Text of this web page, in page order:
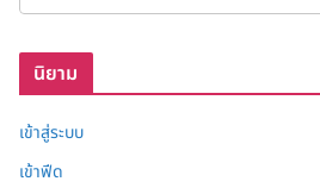
ก็
นิยาม
เข้าสู่ระบบ
เข้าฟีด